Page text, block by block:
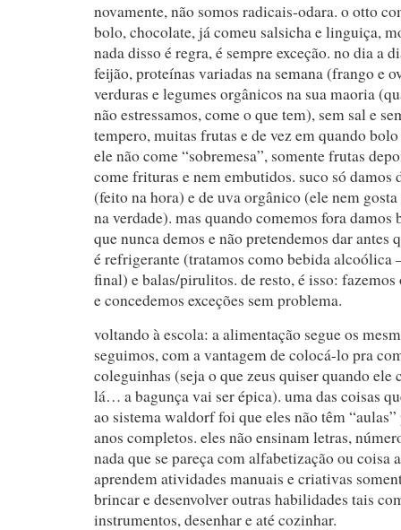
novamente, não somos radicais-odara. o otto
bolo, chocolate, já comeu salsicha e linguiça,
nada disso é regra, é sempre exceção. no dia a
feijão, proteínas variadas na semana (frango e
verduras e legumes orgânicos na sua maoria
não estressamos, come o que tem), sem sal e
tempero, muitas frutas e de vez em quando
ele não come “sobremesa”, somente frutas
come frituras e nem embutidos. suco só damos
(feito na hora) e de uva orgânico (ele nem
na verdade). mas quando comemos fora damos
que nunca demos e não pretendemos dar antes
é refrigerante (tratamos como bebida
final) e balas/pirulitos. de resto, é isso:
e concedemos exceções sem problema.
voltando à escola: a alimentação segue os
seguimos, com a vantagem de colocá-lo pra
coleguinhas (seja o que zeus quiser quando ele
lá… a bagunça vai ser épica). uma das coisas
ao sistema waldorf foi que eles não têm “aulas”
anos completos. eles não ensinam letras,
nada que se pareça com alfabetização ou coisa
aprendem atividades manuais e criativas
brincar e desenvolver outras habilidades tais
instrumentos, desenhar e até cozinhar.